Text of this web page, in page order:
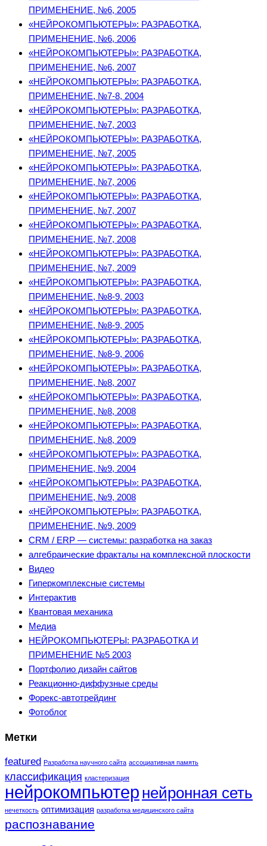
ПРИМЕНЕНИЕ, №6, 2005
«НЕЙРОКОМПЬЮТЕРЫ»: РАЗРАБОТКА,
ПРИМЕНЕНИЕ, №6, 2006
«НЕЙРОКОМПЬЮТЕРЫ»: РАЗРАБОТКА,
ПРИМЕНЕНИЕ, №6, 2007
«НЕЙРОКОМПЬЮТЕРЫ»: РАЗРАБОТКА,
ПРИМЕНЕНИЕ, №7-8, 2004
«НЕЙРОКОМПЬЮТЕРЫ»: РАЗРАБОТКА,
ПРИМЕНЕНИЕ, №7, 2003
«НЕЙРОКОМПЬЮТЕРЫ»: РАЗРАБОТКА,
ПРИМЕНЕНИЕ, №7, 2005
«НЕЙРОКОМПЬЮТЕРЫ»: РАЗРАБОТКА,
ПРИМЕНЕНИЕ, №7, 2006
«НЕЙРОКОМПЬЮТЕРЫ»: РАЗРАБОТКА,
ПРИМЕНЕНИЕ, №7, 2007
«НЕЙРОКОМПЬЮТЕРЫ»: РАЗРАБОТКА,
ПРИМЕНЕНИЕ, №7, 2008
«НЕЙРОКОМПЬЮТЕРЫ»: РАЗРАБОТКА,
ПРИМЕНЕНИЕ, №7, 2009
«НЕЙРОКОМПЬЮТЕРЫ»: РАЗРАБОТКА,
ПРИМЕНЕНИЕ, №8-9, 2003
«НЕЙРОКОМПЬЮТЕРЫ»: РАЗРАБОТКА,
ПРИМЕНЕНИЕ, №8-9, 2005
«НЕЙРОКОМПЬЮТЕРЫ»: РАЗРАБОТКА,
ПРИМЕНЕНИЕ, №8-9, 2006
«НЕЙРОКОМПЬЮТЕРЫ»: РАЗРАБОТКА,
ПРИМЕНЕНИЕ, №8, 2007
«НЕЙРОКОМПЬЮТЕРЫ»: РАЗРАБОТКА,
ПРИМЕНЕНИЕ, №8, 2008
«НЕЙРОКОМПЬЮТЕРЫ»: РАЗРАБОТКА,
ПРИМЕНЕНИЕ, №8, 2009
«НЕЙРОКОМПЬЮТЕРЫ»: РАЗРАБОТКА,
ПРИМЕНЕНИЕ, №9, 2004
«НЕЙРОКОМПЬЮТЕРЫ»: РАЗРАБОТКА,
ПРИМЕНЕНИЕ, №9, 2008
«НЕЙРОКОМПЬЮТЕРЫ»: РАЗРАБОТКА,
ПРИМЕНЕНИЕ, №9, 2009
CRM / ERP — системы: разработка на заказ
алгебраические фракталы на комплексной плоскости
Видео
Гиперкомплексные системы
Интерактив
Квантовая механика
Медиа
НЕЙРОКОМПЬЮТЕРЫ: РАЗРАБОТКА И
ПРИМЕНЕНИЕ №5 2003
Портфолио дизайн сайтов
Реакционно-диффузные среды
Форекс-автотрейдинг
Фотоблог
Метки
featured Разработка научного сайта ассоциативная память
классификация кластеризация
нейрокомпьютер нейронная сеть
нечеткость оптимизация разработка медицинского сайта
распознавание